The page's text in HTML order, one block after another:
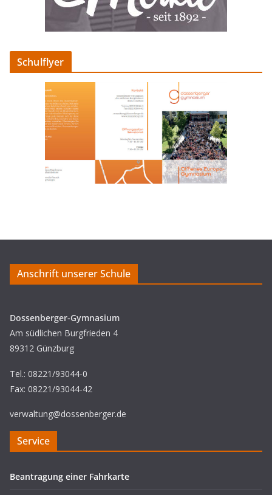
Schulflyer
Anschrift unserer Schule
Dossenberger-Gymnasium
Am südlichen Burgfrieden 4
89312 Günzburg
Tel.: 08221/93044-0
Fax: 08221/93044-42
verwaltung@dossenberger.de
Service
Beantragung einer Fahrkarte